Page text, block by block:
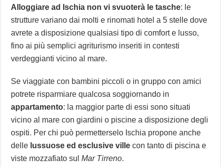
Alloggiare ad Ischia non vi svuoterà le tasche: le
strutture variano dai molti e rinomati hotel a 5 stelle dove
avrete a disposizione qualsiasi tipo di comfort e lusso,
fino ai più semplici agriturismo inseriti in contesti
verdeggianti vicino al mare.
Se viaggiate con bambini piccoli o in gruppo con amici
potrete risparmiare qualcosa soggiornando in
appartamento: la maggior parte di essi sono situati
vicino al mare con giardini o piscine a disposizione degli
ospiti. Per chi può permetterselo Ischia propone anche
delle lussuose ed esclusive ville con tanto di piscina e
viste mozzafiato sulMar Tirreno.